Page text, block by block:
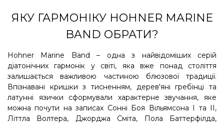
ЯКУ ГАРМОНІКУ HOHNER MARINE
BAND ОБРАТИ?
Hohner Marine Band – одна з найвідоміших серій
діатонічних гармонік у світі, яка вже понад століття
залишається важливою частиною блюзової традиції.
Впізнавані кришки з тисненням, дерев'яні гребінці та
латунні язички сформували характерне звучання, яке
можна почути на записах Сонні Боя Вільямсона I та II,
Літтла Волтера, Джорджа Сміта, Пола Баттерфілда,